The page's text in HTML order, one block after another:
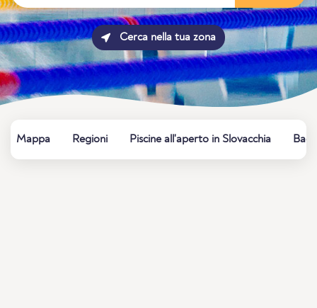
Cerca nella tua zona
Mappa Regioni Piscine all'aperto in Slovacchia